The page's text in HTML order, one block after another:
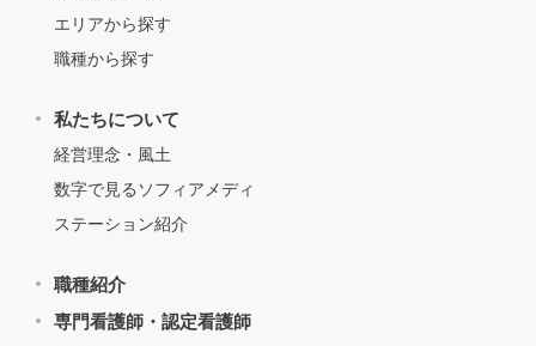
エリアから探す
職種から探す
私たちについて
経営理念・風土
数字で見るソフィアメディ
ステーション紹介
職種紹介
専門看護師・認定看護師